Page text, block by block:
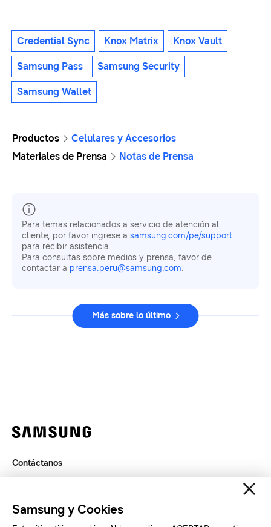
Credential Sync Knox Matrix Knox Vault
Samsung Pass Samsung Security
Samsung Wallet
Productos
Celulares y Accesorios
Materiales de Prensa
Notas de Prensa
Para temas relacionados a servicio de atención al
cliente, por favor ingrese a samsung.com/pe/support
para recibir asistencia.
Para consultas sobre medios y prensa, favor de
contactar a prensa.peru@samsung.com.
Más sobre lo último
Contáctanos
SAMSUNG.COM
Samsung y Cookies